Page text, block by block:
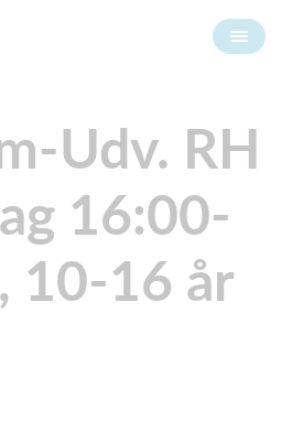
Udv. RH
16:00-
10-16 år